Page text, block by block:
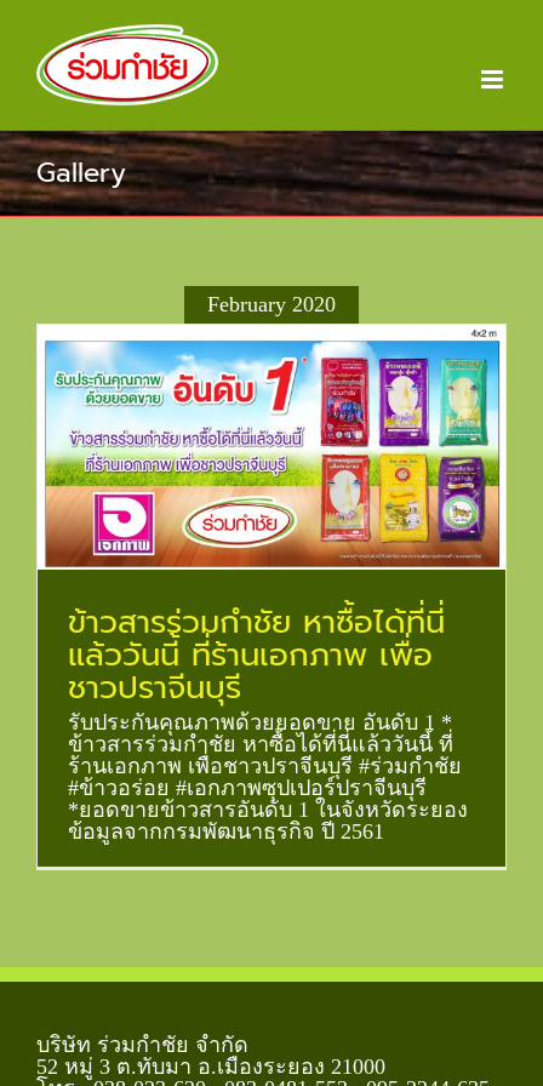
content
Gallery
February 2020
ข้าวสารร่วมกำชัย หาซื้อได้ที่นี่
แล้ววันนี้ ที่ร้านเอกภาพ เพื่อ
ชาวปราจีนบุรี
รับประกันคุณภาพด้วยยอดขาย อันดับ 1 *
ข้าวสารร่วมกำชัย หาซื้อได้ที่นี่แล้ววันนี้ ที่
ร้านเอกภาพ เพื่อชาวปราจีนบุรี #ร่วมกำชัย
#ข้าวอร่อย #เอกภาพซุปเปอร์ปราจีนบุรี
*ยอดขายข้าวสารอันดับ 1 ในจังหวัดระยอง
ข้อมูลจากกรมพัฒนาธุรกิจ ปี 2561
บริษัท ร่วมกำชัย จำกัด
52 หมู่ 3 ต.ทับมา อ.เมืองระยอง 21000